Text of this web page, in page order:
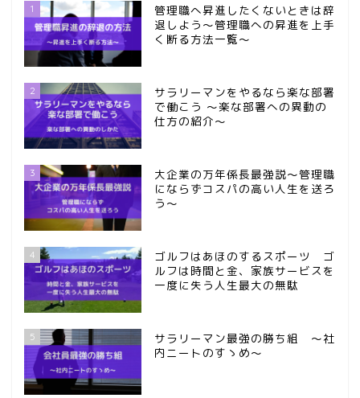
1
管理職へ昇進したくないときは辞
退しよう～管理職への昇進を上手
く断る方法一覧～
2
サラリーマンをやるなら楽な部署
で働こう ～楽な部署への異動の
仕方の紹介～
3
大企業の万年係長最強説～管理職
にならずコスパの高い人生を送ろ
う～
4
ゴルフはあほのするスポーツ ゴ
ルフは時間と金、家族サービスを
一度に失う人生最大の無駄
5
サラリーマン最強の勝ち組 ～社
内ニートのすゝめ～